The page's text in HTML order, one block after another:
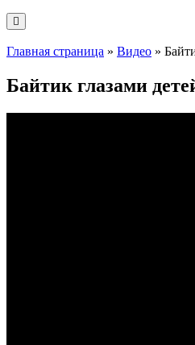
Главная страница » Видео »
Байтик глазами